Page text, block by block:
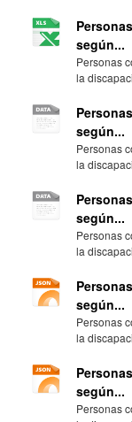
según...
Personas
la
según...
Personas
la
según...
Personas
la
según...
Personas
la
según...
Personas